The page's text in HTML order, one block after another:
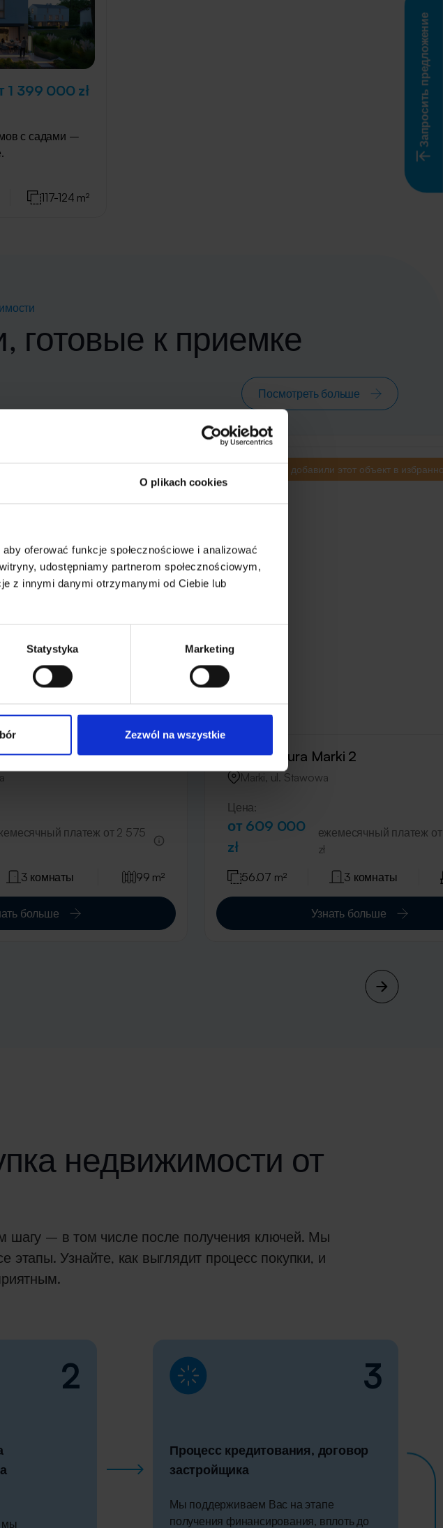
O plikach cookies
oferować funkcje społecznościowe i analizować
udostępniamy partnerom społecznościowym,
z innymi danymi otrzymanymi od Ciebie lub
Statystyka Marketing
Zezwól na wszystkie
1 399 000 zł
с садами –
117-124 m²
к приемке
Посмотреть больше
пом. 2
платеж от 2 575
3 комнаты 99 m²
больше
добавили этот объект в
Manufaktura Marki 2
Marki, ul. Stawowa
Цена:
от 609 000
zł
ежемесячный платеж
zł
56.07 m²
3 комнаты
Узнать больше
недвижимости от
шагу – в том числе после получения ключей. Мы
Узнайте, как выглядит процесс покупки, и
2
мы
3
Процесс кредитования, договор
застройщика
Мы поддерживаем Вас на этапе
получения финансирования, вплоть до
Запросить предложение